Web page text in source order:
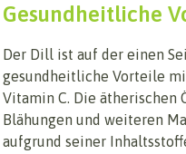
Gesundheitliche
Der Dill ist auf der einen
gesundheitliche Vorteile
Vitamin C. Die ätherischen
Blähungen und weiteren
aufgrund seiner